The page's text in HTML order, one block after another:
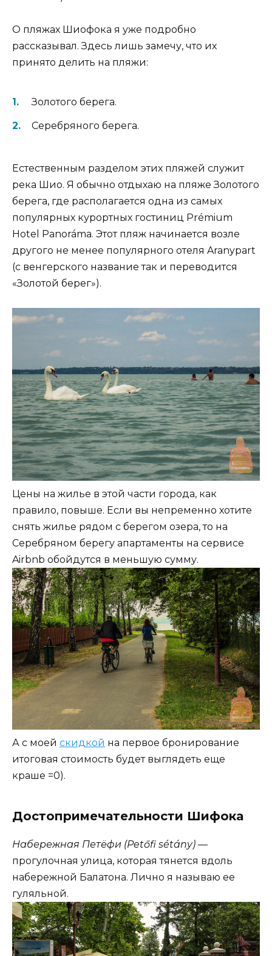
О пляжах Шиофока я уже подробно
рассказывал. Здесь лишь замечу, что их
принято делить на пляжи:
Золотого берега.
Серебряного берега.
Естественным разделом этих пляжей служит
река Шио. Я обычно отдыхаю на пляже Золотого
берега, где располагается одна из самых
популярных курортных гостиниц Prémium
Hotel Panoráma. Этот пляж начинается возле
другого не менее популярного отеля Aranypart
(с венгерского название так и переводится
«Золотой берег»).
Цены на жилье в этой части города, как
правило, повыше. Если вы непременно хотите
снять жилье рядом с берегом озера, то на
Серебряном берегу апартаменты на сервисе
Airbnb обойдутся в меньшую сумму.
А с моей скидкой на первое бронирование
итоговая стоимость будет выглядеть еще
краше =0).
Достопримечательности Шифока
Набережная Петёфи (Petőfi sétány) —
прогулочная улица, которая тянется вдоль
набережной Балатона. Лично я называю ее
гуляльной.